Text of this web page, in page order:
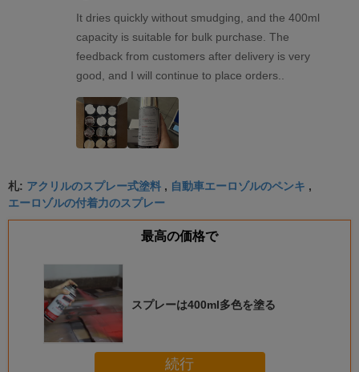
It dries quickly without smudging, and the 400ml
capacity is suitable for bulk purchase. The
feedback from customers after delivery is very
good, and I will continue to place orders..
札: アクリルのスプレー式塗料 , 自動車エーロゾルのペンキ ,
エーロゾルの付着力のスプレー
最高の価格で
スプレーは400ml多色を塗る
続行